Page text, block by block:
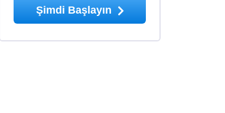
Şimdi Başlayın